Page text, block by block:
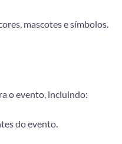
mascotes e símbolos.
o evento, incluindo:
do evento.